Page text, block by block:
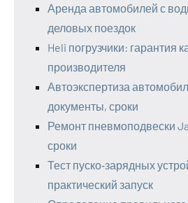
Аренда автомобилей с
деловых поездок
Heli погрузчики: гарантия
производителя
Автоэкспертиза
документы, сроки
Ремонт пневмоподвески
сроки
Тест пуско‑зарядных
практический запуск